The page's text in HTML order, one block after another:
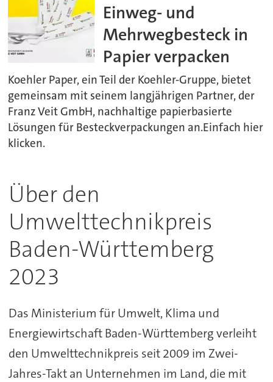
Einweg- und
Mehrwegbesteck in
Papier verpacken
Koehler Paper, ein Teil der Koehler-Gruppe, bietet
gemeinsam mit seinem langjährigen Partner, der
Franz Veit GmbH, nachhaltige papierbasierte
Lösungen für Besteckverpackungen an.Einfach hier
klicken.
Über den
Umwelttechnikpreis
Baden-Württemberg
2023
Das Ministerium für Umwelt, Klima und
Energiewirtschaft Baden-Württemberg verleiht
den Umwelttechnikpreis seit 2009 im Zwei-
Jahres-Takt an Unternehmen im Land, die mit